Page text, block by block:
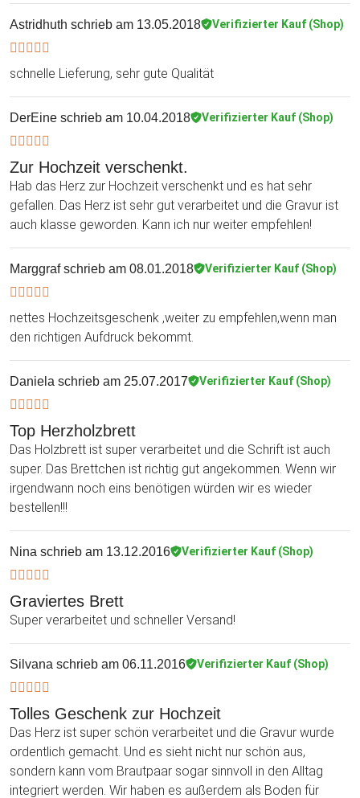
Astridhuth schrieb am 13.05.2018 Verifizierter Kauf (Shop)
schnelle Lieferung, sehr gute Qualität
DerEine schrieb am 10.04.2018 Verifizierter Kauf (Shop)
Zur Hochzeit verschenkt.
Hab das Herz zur Hochzeit verschenkt und es hat sehr
gefallen. Das Herz ist sehr gut verarbeitet und die Gravur ist
auch klasse geworden. Kann ich nur weiter empfehlen!
Marggrafschrieb am 08.01.2018 Verifizierter Kauf (Shop)
nettes Hochzeitsgeschenk ,weiter zu empfehlen,wenn man
den richtigen Aufdruck bekommt.
Daniela schrieb am 25.07.2017 Verifizierter Kauf (Shop)
Top Herzholzbrett
Das Holzbrett ist super verarbeitet und die Schrift ist auch
super. Das Brettchen ist richtig gut angekommen. Wenn wir
irgendwann noch eins benötigen würden wir es wieder
bestellen!!!
Nina schrieb am 13.12.2016 Verifizierter Kauf (Shop)
Graviertes Brett
Super verarbeitet und schneller Versand!
Silvana schrieb am 06.11.2016 Verifizierter Kauf (Shop)
Tolles Geschenk zur Hochzeit
Das Herz ist super schön verarbeitet und die Gravur wurde
ordentlich gemacht. Und es sieht nicht nur schön aus,
sondern kann vom Brautpaar sogar sinnvoll in den Alltag
integriert werden. Wir haben es außerdem als Boden für